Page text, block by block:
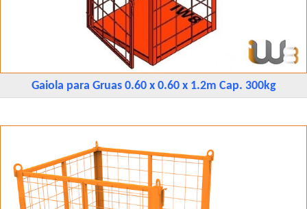
Gaiola para Gruas 0.60 x 0.60 x 1.2m Cap. 300kg